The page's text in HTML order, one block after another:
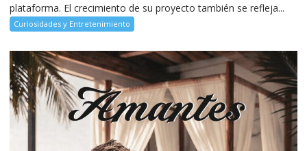
plataforma. El crecimiento de su proyecto también se refleja...
Curiosidades y Entretenimiento